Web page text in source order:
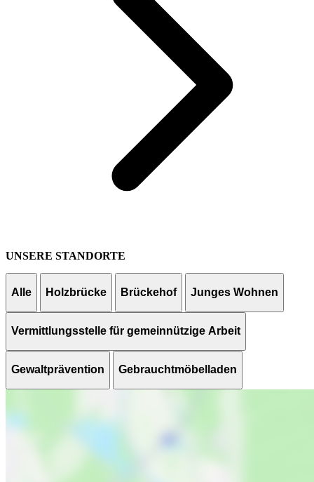
UNSERE STANDORTE
Alle Holzbrücke Brückehof Junges Wohnen
Vermittlungsstelle für gemeinnützige Arbeit
Gewaltprävention Gebrauchtmöbelladen